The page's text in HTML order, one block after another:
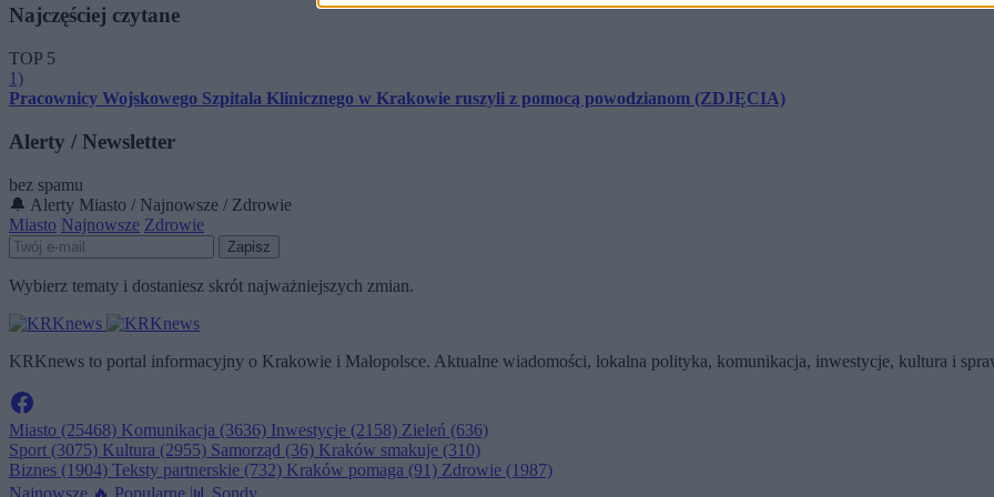
Najczęściej czytane
TOP 5
1)
Pracownicy Wojskowego Szpitala Klinicznego w Krakowie ruszyli z pomocą powodzianom (ZDJĘCIA)
Alerty / Newsletter
bez spamu
🔔 Alerty Miasto / Najnowsze / Zdrowie
Miasto Najnowsze Zdrowie
Zapisz
Wybierz tematy i dostaniesz skrót najważniejszych zmian.
KRKnews to portal informacyjny o Krakowie i Małopolsce. Aktualne wiadomości, lokalna polityka, komunikacja, inwestycje, kultura i
Miasto (25468) Komunikacja (3636) Inwestycje (2158) Zieleń (636)
Sport (3075) Kultura (2955) Samorząd (36) Kraków smakuje (310)
Biznes (1904) Teksty partnerskie (732) Kraków pomaga (91) Zdrowie (1987)
Najnowsze 🔥 Popularne 📊 Sondy